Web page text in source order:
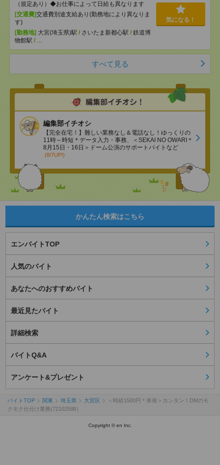
（規定あり）◆お仕事によって日給も異なります
[交通費]交通費別途支給あり(勤務地により異なりま
す)
[勤務地] 大宮(埼玉県)駅 / さいたま新都心駅 / 鉄道博
物館駅 / …
気になる！
すべて見る
編集部イチオシ
【完全在宅！】難しい業務なし＆電話なし！ゆっくりの
11時～時短＊データ入力・事務、＜SEKAI NO OWARI＊
8月15日・16日＞ドーム公演のサポートバイトなど
(8/7UP!)
かんたん検索はこちら
エンバイトTOP
人気のバイト
あなたへのおすすめバイト
最近見たバイト
詳細検索
バイトQ&A
アンケート&プレゼント
バイトTOP 関東 埼玉県 大宮区
＜時給1500円＊単発＞カンタン！DMのモ
クモク仕分け業務(72102588）
Copyright © en Inc.